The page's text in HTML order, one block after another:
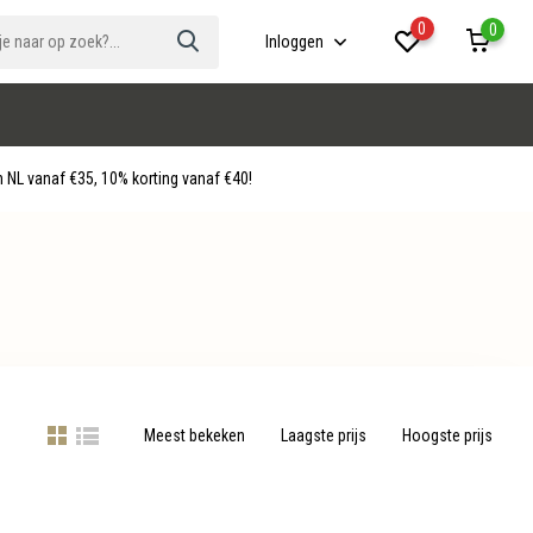
Inloggen
0 0
vanaf €35, 10% korting vanaf €40!
Meest bekeken Laagste prijs Hoogste prijs